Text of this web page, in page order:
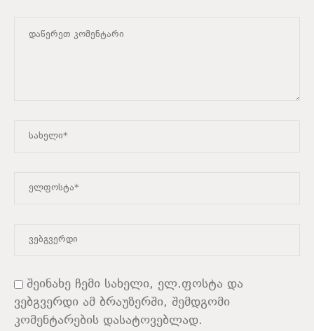
შეინახე ჩემი სახელი, ელ.ფოსტა და
ვებგვერდი ამ ბრაუზერში, შემდგომი
კომენტარების დასატოვებლად.